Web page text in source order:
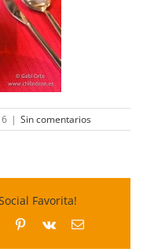
| Sin comentarios
Favorita!
TumblrPinterest
Vk
Correo